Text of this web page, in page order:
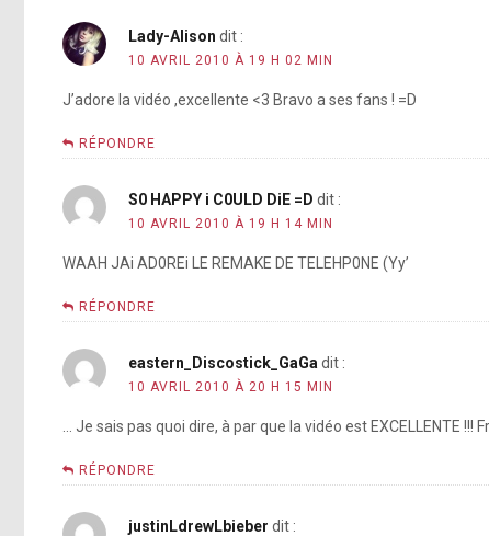
Lady-Alison dit :
10 AVRIL 2010 À 19 H 02 MIN
J’adore la vidéo ,excellente <3 Bravo a ses fans ! =D
RÉPONDRE
S0 HAPPY i C0ULD DiE =D dit :
10 AVRIL 2010 À 19 H 14 MIN
WAAH JAi AD0REi LE REMAKE DE TELEHP0NE (Yy’
RÉPONDRE
eastern_Discostick_GaGadit :
10 AVRIL 2010 À 20 H 15 MIN
… Je sais pas quoi dire, à par que la vidéo est EXCELLENTE !!!
RÉPONDRE
justinLdrewLbieber dit :